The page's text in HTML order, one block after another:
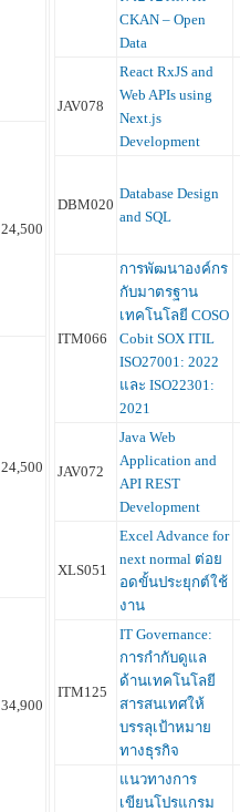
24,500
24,500
34,900
CKAN – Open
Data
JAV078
React RxJS and
Web APIs using
Next.js
Development
DBM020
Database Design
and SQL
ITM066
การพัฒนาองค์กร
กับมาตรฐาน
เทคโนโลยี COSO
Cobit SOX ITIL
ISO27001: 2022
และ ISO22301:
2021
JAV072
Java Web
Application and
API REST
Development
XLS051
Excel Advance for
next normal ต่อย
อดขั้นประยุกต์ใช้
งาน
ITM125
IT Governance:
การกำกับดูแล
ด้านเทคโนโลยี
สารสนเทศให้
บรรลุเป้าหมาย
ทางธุรกิจ
แนวทางการ
เขียนโปรแกรม